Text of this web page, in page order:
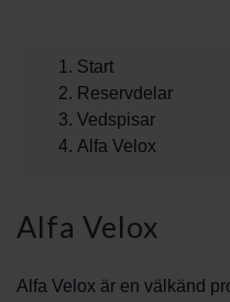
Start
Reservdelar
Vedspisar
Alfa Velox
Alfa Velox
Alfa Velox är en välkänd